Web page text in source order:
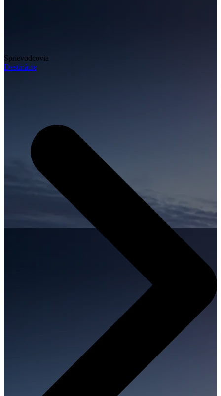
Sprievodcovia
Destinácie